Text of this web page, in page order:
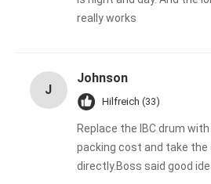
really works
J
Johnson
Hilfreich (33)
Replace the IBC drum
packing cost and take the
directly.Boss said good